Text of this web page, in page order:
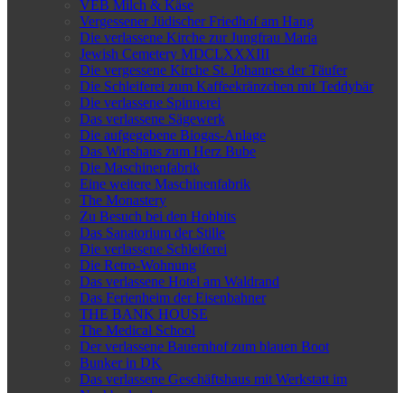
VEB Milch & Käse
Vergessener Jüdischer Friedhof am Hang
Die verlassene Kirche zur Jungfrau Maria
Jewish Cemetery MDCLXXXIII
Die vergessene Kirche St. Johannes der Täufer
Die Schleiferei zum Kaffeekränzchen mit Teddybär
Die verlassene Spinnerei
Das verlassene Sägewerk
Die aufgegebene Biogas-Anlage
Das Wirtshaus zum Herz Bube
Die Maschinenfabrik
Eine weitere Maschinenfabrik
The Monastery
Zu Besuch bei den Hobbits
Das Sanatorium der Stille
Die verlassene Schleiferei
Die Retro-Wohnung
Das verlassene Hotel am Waldrand
Das Ferienheim der Eisenbahner
THE BANK HOUSE
The Medical School
Der verlassene Bauernhof zum blauen Boot
Bunker in DK
Das verlassene Geschäftshaus mit Werkstatt im